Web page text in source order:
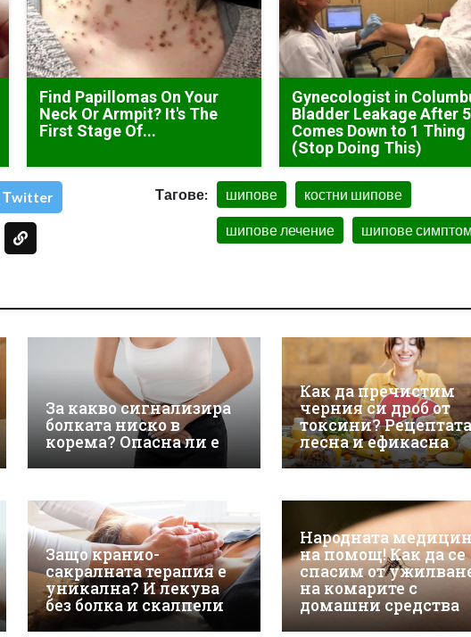
Find Papillomas On Your
Neck Or Armpit? It's The
First Stage Of...
Gynecologist in
Bladder Leakage After
Comes Down to 1 Thing
(Stop Doing This)
Тwitter Тагове: шипове костни шипове
шипове лечение шипове
За какво сигнализира
болката ниско в
корема? Опасна ли е
Как да пречистим
черния си дроб от
токсини?
лесна и ефикасна
Защо кранио-
сакралната терапия е
уникална? И лекува
без болка и скалпели
Народната
на помощ! Как да се
спасим от
на комарите с
домашни средства